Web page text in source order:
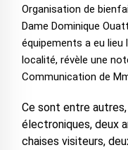
Organisation de
Dame Dominique
équipements a eu lieu
localité, révèle une
Communication de
Ce sont entre
électroniques, deux
chaises visiteurs,